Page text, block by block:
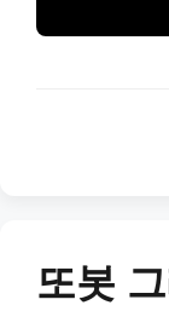
또봇